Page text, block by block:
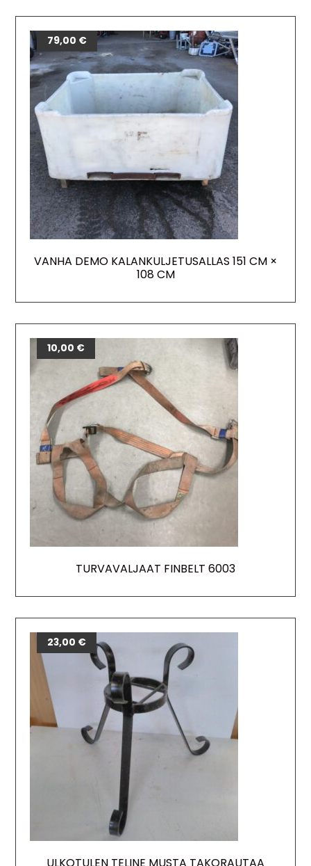
VANHA DEMO KALANKULJETUSALLAS 151 CM ×
108 CM
79,00 €
TURVAVALJAAT FINBELT 6003
10,00 €
ULKOTULEN TELINE MUSTA TAKORAUTAA
23,00 €